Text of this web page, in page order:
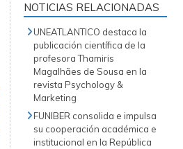
NOTICIAS RELACIONADAS
UNEATLANTICO destaca la
publicación científica de la
profesora Thamiris
Magalhães de Sousa en la
revista Psychology &
Marketing
FUNIBER consolida e impulsa
su cooperación académica e
institucional en la República